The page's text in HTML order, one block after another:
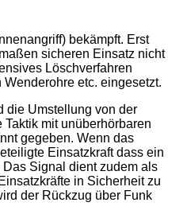
bekämpft. Erst
sicheren Einsatz nicht
Löschverfahren
etc. eingesetzt.
die Umstellung von der
mit unüberhörbaren
gegeben. Wenn das
Einsatzkraft dass ein
Signal dient zudem als
in Sicherheit zu
der Rückzug über Funk